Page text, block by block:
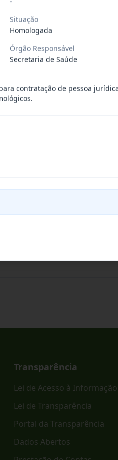
DE PESSOA JUR
DE PESSOA JUR
CONTRATAÇÃO DE EMP
PARA LOCAÇÃO
Transparência
Lei de Acesso à Informação
Lei de Transparência
Portal da Transparência
Dados Abertos
Situação
Homologada
Órgão Responsável
Secretaria de Saúde
contratação de pessoa